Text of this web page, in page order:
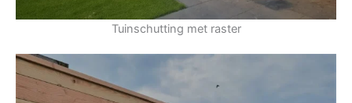
Tuinschutting met raster